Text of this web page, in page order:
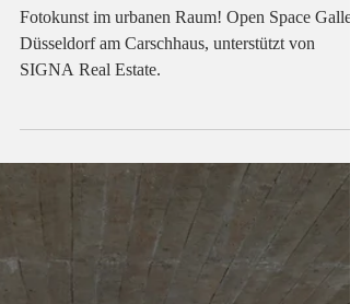
23. März 2023
Fotokunst im urbanen Raum! Open Space
Düsseldorf am Carschhaus, unterstützt von
SIGNA Real Estate.